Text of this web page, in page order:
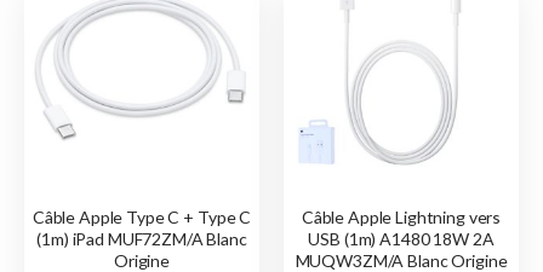
Câble Apple Type C + Type C
(1m) iPad MUF72ZM/A Blanc
Origine
Câble Apple Lightning vers
USB (1m) A1480 18W 2A
MUQW3ZM/A Blanc Origine